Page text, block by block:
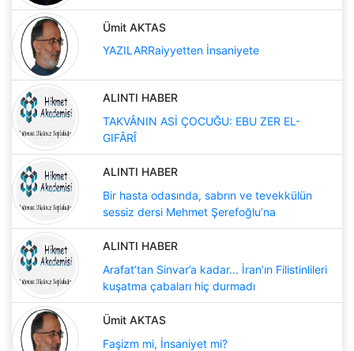
Ümit AKTAS
YAZILARRaiyyetten İnsaniyete
ALINTI HABER
TAKVÂNIN ASİ ÇOCUĞU: EBU ZER EL-
GIFÂRÎ
ALINTI HABER
Bir hasta odasında, sabrın ve tevekkülün
sessiz dersi Mehmet Şerefoğlu’na
ALINTI HABER
Arafat’tan Sinvar’a kadar... İran’ın Filistinlileri
kuşatma çabaları hiç durmadı
Ümit AKTAS
Faşizm mi, İnsaniyet mi?